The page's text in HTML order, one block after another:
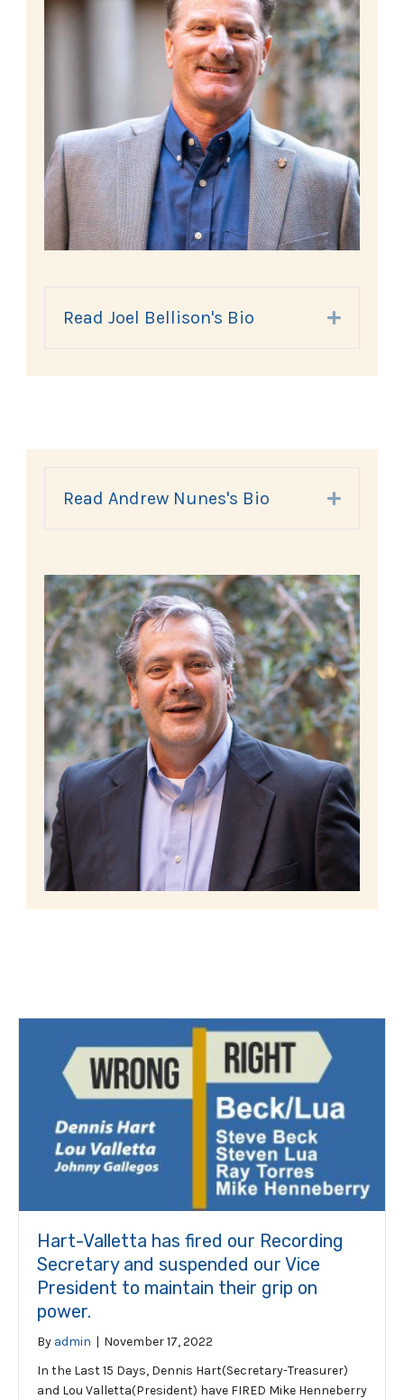
Read Joel Bellison's Bio Expand
Read Andrew Nunes's Bio Expand
Hart-Valletta has fired our Recording
Secretary and suspended our Vice
President to maintain their grip on
power.
By admin | November 17, 2022
In the Last 15 Days, Dennis Hart(Secretary-Treasurer)
and Lou Valletta(President) have FIRED Mike Henneberry